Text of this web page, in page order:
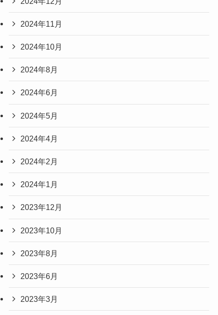
2024年11月
2024年10月
2024年8月
2024年6月
2024年5月
2024年4月
2024年2月
2024年1月
2023年12月
2023年10月
2023年8月
2023年6月
2023年3月